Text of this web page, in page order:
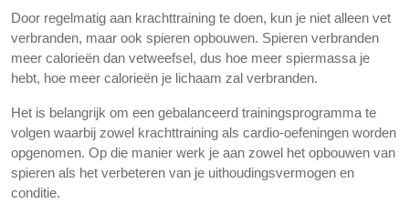
Door regelmatig aan krachttraining te doen, kun je niet alleen vet
verbranden, maar ook spieren opbouwen. Spieren verbranden
meer calorieën dan vetweefsel, dus hoe meer spiermassa je
hebt, hoe meer calorieën je lichaam zal verbranden.
Het is belangrijk om een gebalanceerd trainingsprogramma te
volgen waarbij zowel krachttraining als cardio-oefeningen worden
opgenomen. Op die manier werk je aan zowel het opbouwen van
spieren als het verbeteren van je uithoudingsvermogen en
conditie.